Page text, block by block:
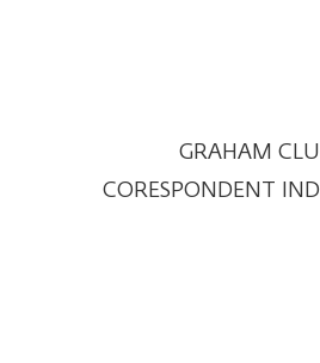
GRAHAM
CORESPONDENT